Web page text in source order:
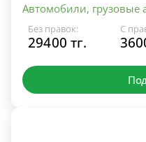
Автомобили,
Без правок:
29400 тг.
С